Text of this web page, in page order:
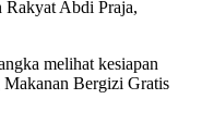
Rakyat Abdi Praja,
melihat kesiapan
Makanan Bergizi Gratis